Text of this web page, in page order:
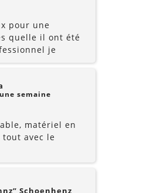
pour une
quelle il ont été
je
semaine
matériel en
avec le
Schoenhenz